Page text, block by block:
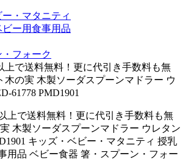
・マタニティ
ー用食事用品
フォーク
上で送料無料！更に代引き手数料も無
木の実 木製ソーダスプーンマドラー ウ
61778 PMD1901
上で送料無料！更に代引き手数料も無
木製ソーダスプーンマドラー ウレタン
キッズ・ベビー・マタニティ 授乳
用品 ベビー食器 箸・スプーン・フォー